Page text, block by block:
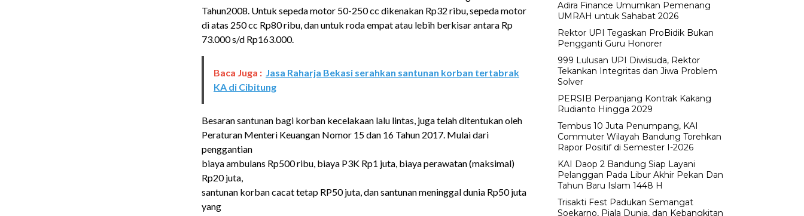
Tahun2008. Untuk sepeda motor 50-250 cc dikenakan Rp32 ribu, sepeda motor
di atas 250 cc Rp80 ribu, dan untuk roda empat atau lebih berkisar antara Rp
73.000 s/d Rp163.000.
Baca Juga : Jasa Raharja Bekasi serahkan santunan korban tertabrak
KA di Cibitung
Besaran santunan bagi korban kecelakaan lalu lintas, juga telah ditentukan oleh
Peraturan Menteri Keuangan Nomor 15 dan 16 Tahun 2017. Mulai dari
penggantian
biaya ambulans Rp500 ribu, biaya P3K Rp1 juta, biaya perawatan (maksimal)
Rp20 juta,
santunan korban cacat tetap RP50 juta, dan santunan meninggal dunia Rp50 juta
yang
Adira Finance Umumkan Pemenang
UMRAH untuk Sahabat 2026
Rektor UPI Tegaskan ProBidik Bukan
Pengganti Guru Honorer
999 Lulusan UPI Diwisuda, Rektor
Tekankan Integritas dan Jiwa Problem
Solver
PERSIB Perpanjang Kontrak Kakang
Rudianto Hingga 2029
Tembus 10 Juta Penumpang, KAI
Commuter Wilayah Bandung Torehkan
Rapor Positif di Semester I-2026
KAI Daop 2 Bandung Siap Layani
Pelanggan Pada Libur Akhir Pekan Dan
Tahun Baru Islam 1448 H
Trisakti Fest Padukan Semangat
Soekarno, Piala Dunia, dan Kebangkitan